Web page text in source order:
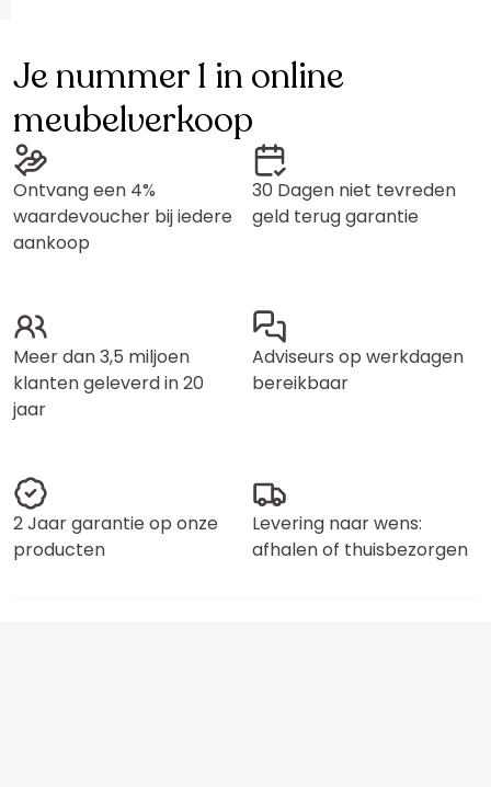
Je nummer 1 in online
meubelverkoop
Ontvang een 4%
waardevoucher bij iedere
aankoop
30 Dagen niet tevreden
geld terug garantie
Meer dan 3,5 miljoen
klanten geleverd in 20
jaar
Adviseurs op werkdagen
bereikbaar
2 Jaar garantie op onze
producten
Levering naar wens:
afhalen of thuisbezorgen